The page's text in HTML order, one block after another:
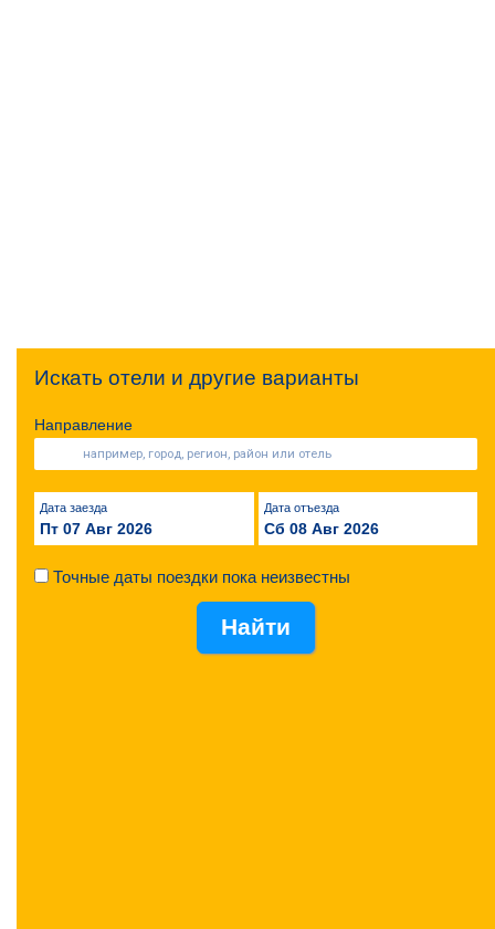
Искать отели и другие варианты
Направление
Дата заезда
Пт 07 Авг 2026
Дата отъезда
Сб 08 Авг 2026
Точные даты поездки пока неизвестны